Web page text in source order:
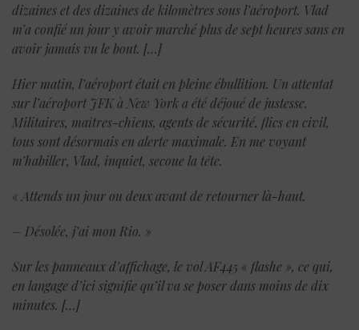
dizaines et des dizaines de kilomètres sous l’aéroport. Vlad
m’a confié un jour y avoir marché plus de sept heures sans en
avoir jamais vu le bout. […]
Hier matin, l’aéroport était en pleine ébullition. Un attentat
sur l’aéroport JFK à New York a été déjoué de justesse.
Militaires, maîtres-chiens, agents de sécurité, flics en civil,
tous sont désormais en alerte maximale. En me voyant
m’habiller, Vlad, inquiet, secoue la tête.
« Attends un jour ou deux avant de retourner là-haut.
– Désolée, j’ai mon Rio. »
Sur les panneaux d’affichage, le vol AF445 « flashe », ce qui,
en langage d’ici signifie qu’il va se poser dans moins de dix
minutes. […]